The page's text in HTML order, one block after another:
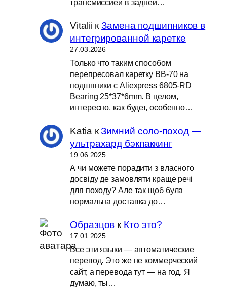
трансмиссией в задней…
Vitalii кЗамена подшипников в
интегрированной каретке
27.03.2026
Только что таким способом
перепресовал каретку BB-70 на
подшпники с Aliexpress 6805-RD
Bearing 25*37*6mm. В целом,
интересно, как будет, особенно…
Katia кЗимний соло-поход —
ультрахард бэкпаккинг
19.06.2025
А чи можете порадити з власного
досвіду де замовляти краще речі
для походу? Але так щоб була
нормальна доставка до…
Образцов к Кто это?
17.01.2025
Все эти языки — автоматические
перевод. Это же не коммерческий
сайт, а перевода тут — на год. Я
думаю, ты…